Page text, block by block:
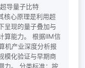
导量子比特
核心原理是利用超
呈现的量子叠加与
算能力。 根据IIM信
机产业深度分析报
模化验证与早期商
力。 分类标准：按